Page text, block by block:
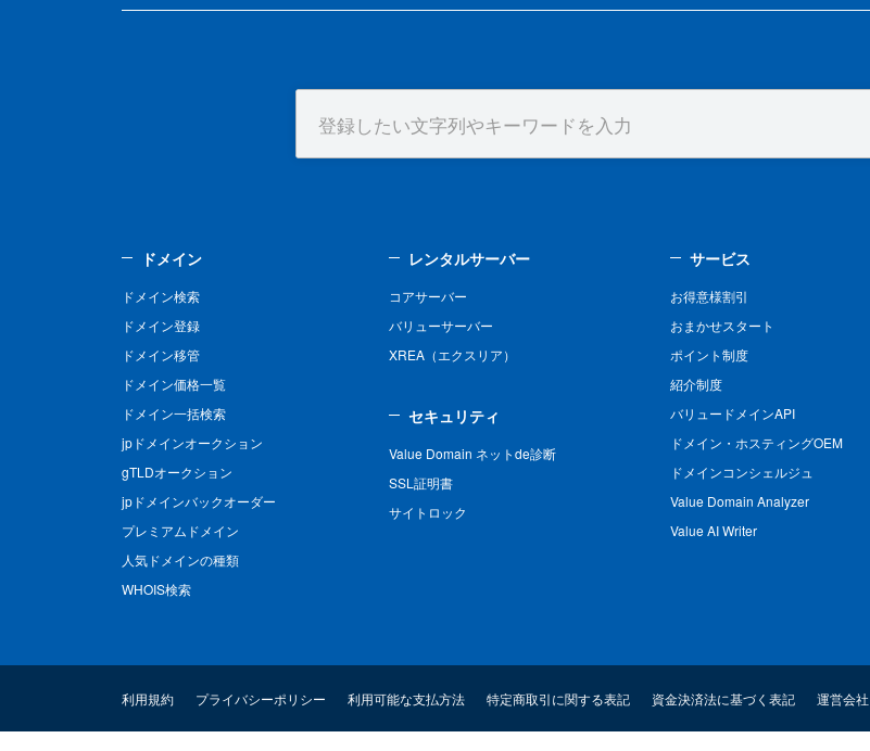
ドメイン
ドメイン検索
ドメイン登録
ドメイン移管
ドメイン価格一覧
ドメイン一括検索
jpドメインオークション
gTLDオークション
jpドメインバックオーダー
プレミアムドメイン
人気ドメインの種類
WHOIS検索
レンタルサーバー
コアサーバー
バリューサーバー
XREA（エクスリア）
セキュリティ
Value Domain ネットde診断
SSL証明書
サイトロック
サービス
お得意様割引
おまかせスタート
ポイント制度
紹介制度
バリュードメインAPI
ドメイン・ホスティングOEM
ドメインコンシェルジュ
Value Domain Analyzer
Value AI Writer
利用規約 プライバシーポリシー 利用可能な支払方法 特定商取引に関する表記 資金決済法に基づく表記 運営会社